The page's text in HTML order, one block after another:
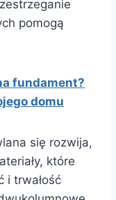
pomogą
fundament?
domu
się rozwija,
które
i trwałość